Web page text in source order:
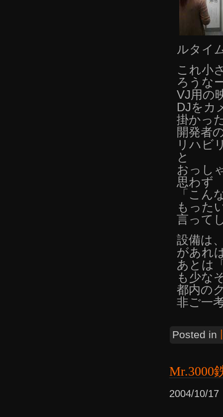
ルタイ
これ小
ろうな
VJ用の
DJをカ
掛かっ
開発者
リハビ
と
おっし
思わず
「こん
もった
言って
設備は
があれ
あとは
も少な
都内の
非ご一
Posted in
Mr.3000
2004/10/